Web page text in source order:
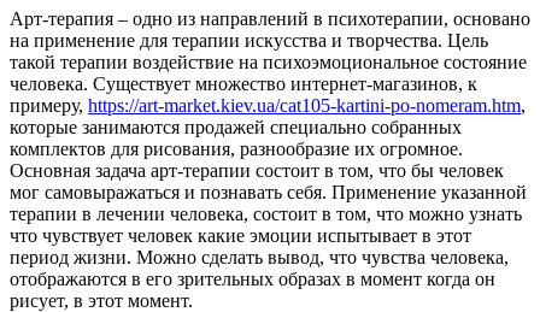
Арт-терапия – одно из направлений в психотерапии, основано
на применение для терапии искусства и творчества. Цель
такой терапии воздействие на психоэмоциональное состояние
человека. Существует множество интернет-магазинов, к
примеру, https://art-market.kiev.ua/cat105-kartini-po-nomeram.htm,
которые занимаются продажей специально собранных
комплектов для рисования, разнообразие их огромное.
Основная задача арт-терапии состоит в том, что бы человек
мог самовыражаться и познавать себя. Применение указанной
терапии в лечении человека, состоит в том, что можно узнать
что чувствует человек какие эмоции испытывает в этот
период жизни. Можно сделать вывод, что чувства человека,
отображаются в его зрительных образах в момент когда он
рисует, в этот момент.